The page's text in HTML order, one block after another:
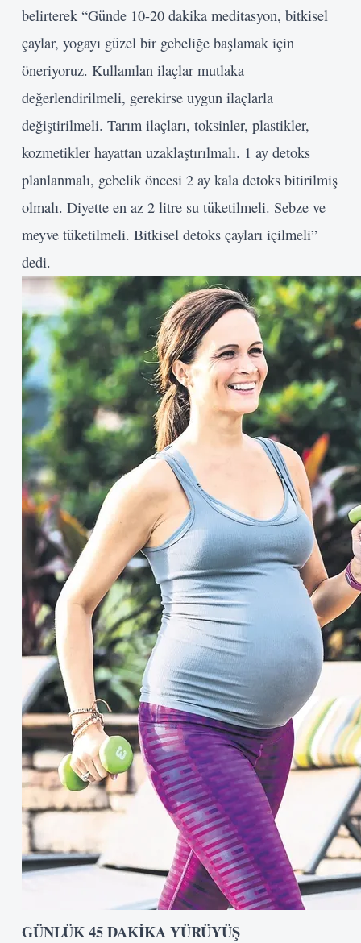
belirterek “Günde 10-20 dakika meditasyon, bitkisel
çaylar, yogayı güzel bir gebeliğe başlamak için
öneriyoruz. Kullanılan ilaçlar mutlaka
değerlendirilmeli, gerekirse uygun ilaçlarla
değiştirilmeli. Tarım ilaçları, toksinler, plastikler,
kozmetikler hayattan uzaklaştırılmalı. 1 ay detoks
planlanmalı, gebelik öncesi 2 ay kala detoks bitirilmiş
olmalı. Diyette en az 2 litre su tüketilmeli. Sebze ve
meyve tüketilmeli. Bitkisel detoks çayları içilmeli”
dedi.
GÜNLÜK 45 DAKİKA YÜRÜYÜŞ
Giriş Yap